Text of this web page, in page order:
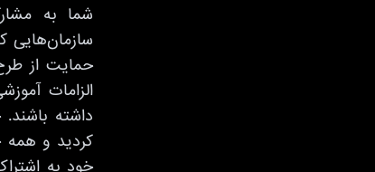
شما به
سازمان‌هایی
حمایت از
الزامات
داشته
کردید و همه